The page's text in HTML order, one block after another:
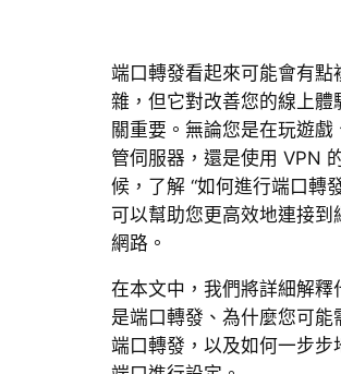
端口轉發看起來可能會有點
雜，但它對改善您的線上體
關重要。無論您是在玩遊戲
管伺服器，還是使用 VPN
候，了解 “如何進行端口轉
可以幫助您更高效地連接到
網路。
在本文中，我們將詳細解釋
是端口轉發、為什麼您可能
端口轉發，以及如何一步步